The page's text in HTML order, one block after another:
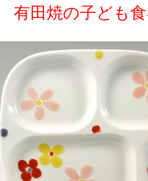
有田焼の子ども